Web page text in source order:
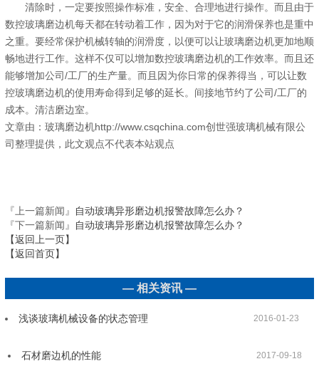
清除时，一定要按照操作标准，安全、合理地进行操作。而且由于
数控玻璃磨边机每天都在转动着工作，因为对于它的润滑保养也是重中
之重。要经常保护机械转轴的润滑度，以便可以让玻璃磨边机更加地顺
畅地进行工作。这样不仅可以增加数控玻璃磨边机的工作效率。而且还
能够增加公司/工厂的生产量。而且因为你日常的保养得当，可以让数
控玻璃磨边机的使用寿命得到足够的延长。间接地节约了公司/工厂的
成本。清洁磨边室。
文章由：玻璃磨边机http://www.csqchina.com创世强玻璃机械有限公
司整理提供，此文观点不代表本站观点
『上一篇新闻』
自动玻璃异形磨边机报警故障怎么办？
『下一篇新闻』
自动玻璃异形磨边机报警故障怎么办？
【返回上一页】
【返回首页】
— 相关资讯 —
浅谈玻璃机械设备的状态管理 2016-01-23
石材磨边机的性能 2017-09-18